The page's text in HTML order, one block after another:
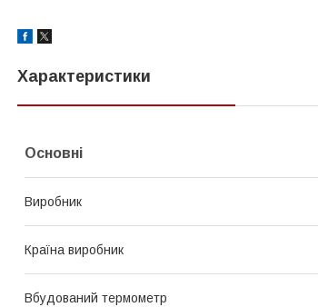
Характеристики
Основні
Виробник
Країна виробник
Вбудований термометр